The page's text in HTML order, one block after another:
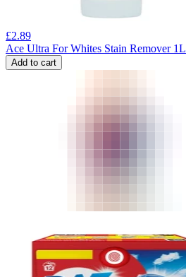
£2.89
Ace Ultra For Whites Stain Remover 1L
Add to cart